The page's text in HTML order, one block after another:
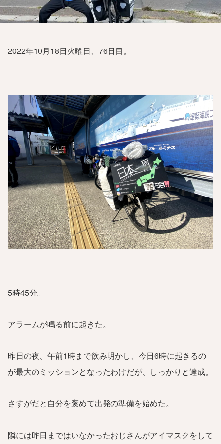
2022年10月18日火曜日、76日目。
5時45分。
アラームが鳴る前に起きた。
昨日の夜、午前1時まで飲み明かし、今日6時に起きるの
が最大のミッションとなったわけだが、しっかりと達成。
さすがだと自分を褒めて出発の準備を始めた。
隣には昨日まではいなかったおじさんがアイマスクをして